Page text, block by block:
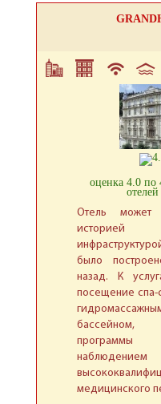
оценка 4.0
Отель может
историей
было
назад. К
посещение спа-
бассейном,
программы
наблюдением
медицинского